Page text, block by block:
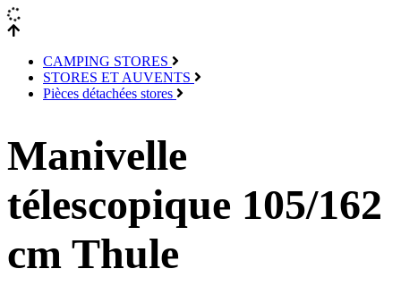
CAMPING STORES
STORES ET AUVENTS
Pièces détachées stores
Manivelle
télescopique 105/162
cm Thule